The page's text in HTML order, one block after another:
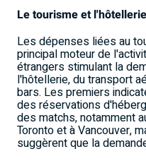
Le tourisme et
Les dépenses liées au
principal moteur de
étrangers stimulant la
l'hôtellerie, du transport
bars. Les premiers
des réservations
des matchs, notamment
Toronto et à Vancouver,
suggèrent que la